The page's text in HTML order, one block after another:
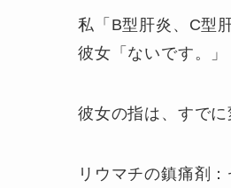
私「B型肝炎、C型
彼女「ないです。」
彼女の指は、すで
リウマチの鎮痛剤